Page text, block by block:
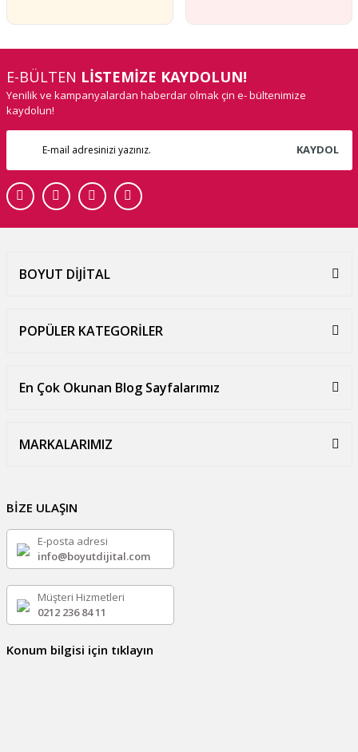
E-BÜLTEN LİSTEMİZE KAYDOLUN!
Yenilik ve kampanyalardan haberdar olmak çin e- bültenimize
kaydolun!
KAYDOL
BOYUT DİJİTAL
POPÜLER KATEGORİLER
En Çok Okunan Blog Sayfalarımız
MARKALARIMIZ
BİZE ULAŞIN
E-posta adresi
info@boyutdijital.com
Müşteri Hizmetleri
0212 236 84 11
Konum bilgisi için tıklayın